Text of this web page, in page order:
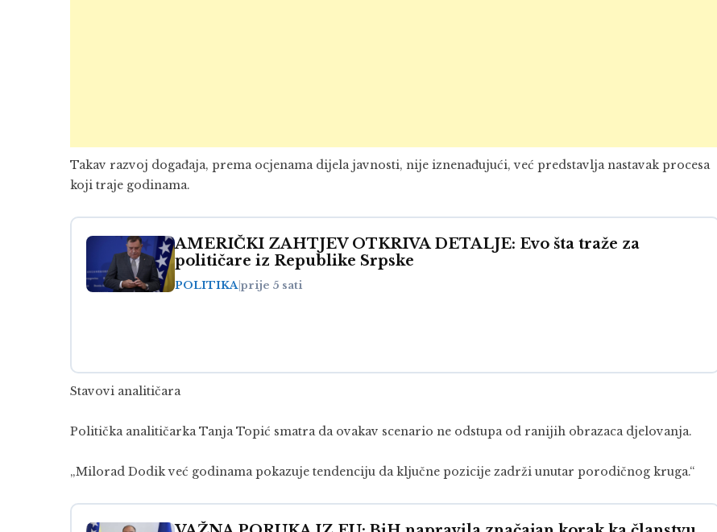
Takav razvoj događaja, prema ocjenama dijela javnosti, nije iznenađujući, već predstavlja nastavak procesa
koji traje godinama.
AMERIČKI ZAHTJEV OTKRIVA DETALJE: Evo šta traže za
političare iz Republike Srpske
POLITIKAprije 5 sati
Stavovi analitičara
Politička analitičarka Tanja Topić smatra da ovakav scenario ne odstupa od ranijih obrazaca djelovanja.
„Milorad Dodik već godinama pokazuje tendenciju da ključne pozicije zadrži unutar porodičnog kruga.“